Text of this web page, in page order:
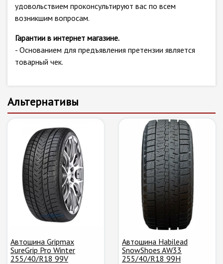
удовольствием проконсультируют вас по всем
возникшим вопросам.
Гарантии в интернет магазине.
- Основанием для предъявления претензии является
товарный чек.
Альтернативы
Автошина Gripmax
SureGrip Pro Winter
255/40/R18 99V
Автошина Habilead
SnowShoes AW33
255/40/R18 99H